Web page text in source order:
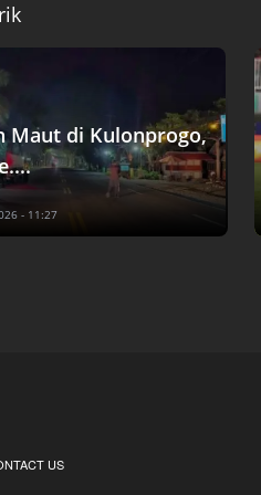
Maut di Kulonprogo,
- 11:27
US